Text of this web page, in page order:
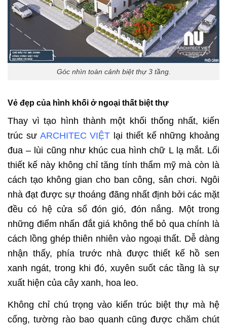
Góc nhìn toàn cảnh biệt thự 3 tầng.
Vẻ đẹp của hình khối ở ngoại thất biệt thự
Thay vì tạo hình thành một khối thống nhất, kiến
trúc sư ARCHITEC VIỆT lại thiết kế những khoảng
đua – lùi cũng như khúc cua hình chữ L lạ mắt. Lối
thiết kế này không chỉ tăng tính thẩm mỹ mà còn là
cách tạo không gian cho ban công, sân chơi. Ngôi
nhà đạt được sự thoáng đãng nhất định bởi các mặt
đều có hệ cửa sổ đón gió, đón nắng. Một trong
những điểm nhấn đắt giá không thể bỏ qua chính là
cách lồng ghép thiên nhiên vào ngoại thất. Dễ dàng
nhận thấy, phía trước nhà được thiết kế hồ sen
xanh ngát, trong khi đó, xuyên suốt các tầng là sự
xuất hiện của cây xanh, hoa leo.
Không chỉ chú trọng vào kiến trúc biệt thự mà hệ
cổng, tường rào bao quanh cũng được chăm chút